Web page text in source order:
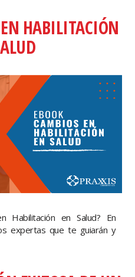
HABILITACIÓN
Habilitación en Salud? En
expertas que te guiarán y